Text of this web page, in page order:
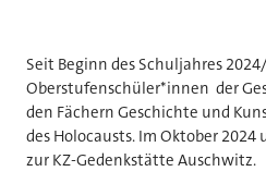
Seit Beginn des Schuljahres
Oberstufenschüler*innen der
den Fächern Geschichte und
des Holocausts. Im Oktober
zur KZ-Gedenkstätte Auschwitz.